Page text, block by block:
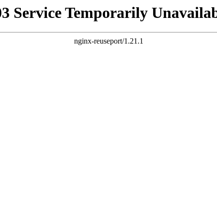
Service Temporarily
nginx-reuseport/1.21.1